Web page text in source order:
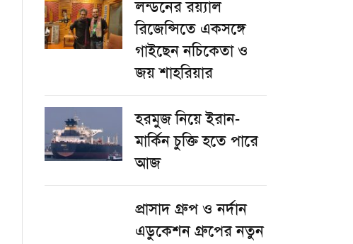
লন্ডনের রয়্যাল
রিজেন্সিতে একসঙ্গে
গাইছেন নচিকেতা ও
জয় শাহরিয়ার
হরমুজ নিয়ে ইরান-
মার্কিন চুক্তি হতে পারে
আজ
প্রাসাদ গ্রুপ ও নর্দান
এডুকেশন গ্রুপের নতুন